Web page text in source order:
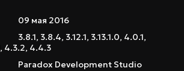
система дипломатии
и процедурная генерация
09 мая 2016
3.8.1, 3.8.4, 3.12.1, 3.13.1.0, 4.0.1,
4.3.2, 4.4.3
Paradox Development Studio